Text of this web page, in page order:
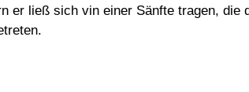
er ließ sich vin einer Sänfte tragen, die